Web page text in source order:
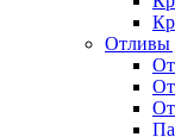
Отливы